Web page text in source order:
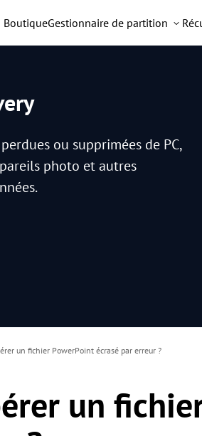
BoutiqueGestionnaire de partition
ou supprimées de PC,
photo et autres
un fichier PowerPoint écrasé par erreur ?
un